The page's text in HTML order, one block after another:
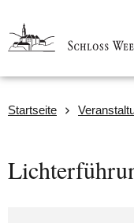
Startseite